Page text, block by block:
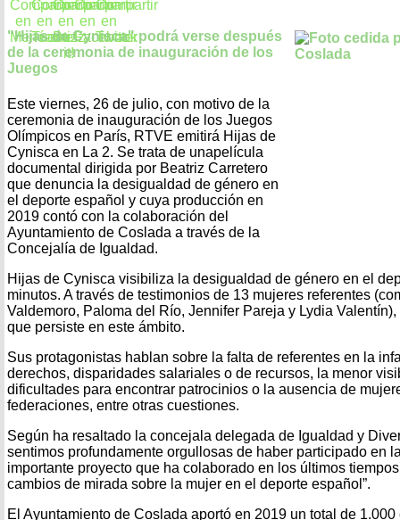
"Hijas de Cynisca" podrá verse después
de la ceremonia de inauguración de los
Juegos
Este viernes, 26 de julio, con motivo de la
ceremonia de inauguración de los Juegos
Olímpicos en París, RTVE emitirá Hijas de
Cynisca en La 2. Se trata de unapelícula
documental dirigida por Beatriz Carretero
que denuncia la desigualdad de género en
el deporte español y cuya producción en
2019 contó con la colaboración del
Ayuntamiento de Coslada a través de la
Concejalía de Igualdad.
Hijas de Cynisca visibiliza la desigualdad de género en el
minutos. A través de testimonios de 13 mujeres referentes
Valdemoro, Paloma del Río, Jennifer Pareja y Lydia
que persiste en este ámbito.
Sus protagonistas hablan sobre la falta de referentes en la
derechos, disparidades salariales o de recursos, la menor
dificultades para encontrar patrocinios o la ausencia de
federaciones, entre otras cuestiones.
Según ha resaltado la concejala delegada de Igualdad y
sentimos profundamente orgullosas de haber participado en
importante proyecto que ha colaborado en los últimos
cambios de mirada sobre la mujer en el deporte español”.
El Ayuntamiento de Coslada aportó en 2019 un total de